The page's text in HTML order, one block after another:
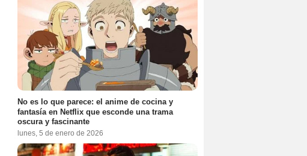
No es lo que parece: el anime de cocina y
fantasía en Netflix que esconde una trama
oscura y fascinante
lunes, 5 de enero de 2026